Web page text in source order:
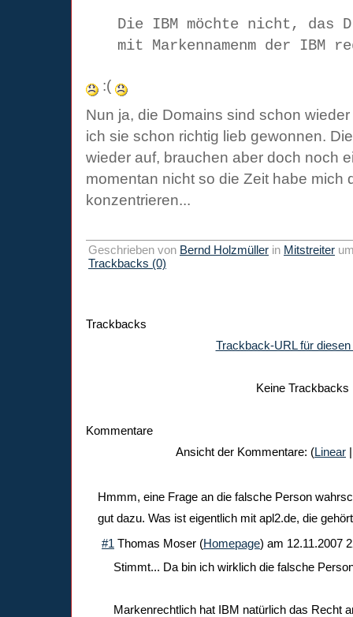
Die IBM möchte nicht, das
mit Markennamenm der IBM
:(
Nun ja, die Domains sind schon
ich sie schon richtig lieb gewonnen.
wieder auf, brauchen aber doch noch
momentan nicht so die Zeit habe mich
konzentrieren...
Geschrieben von Bernd Holzmüller in Mitstreiter
Trackbacks (0)
Trackbacks
Trackback-URL für diesen
Keine Trackbacks
Kommentare
Ansicht der Kommentare: (Linear
Hmmm, eine Frage an die falsche Person
gut dazu. Was ist eigentlich mit apl2.de, die
#1 Thomas Moser (Homepage) am 12.11.2007
Stimmt... Da bin ich wirklich die falsche
Markenrechtlich hat IBM natürlich das Recht